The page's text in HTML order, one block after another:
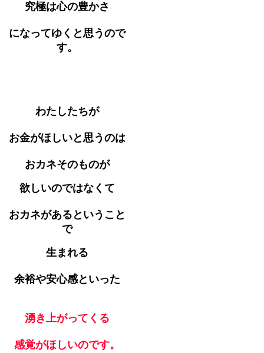
究極は心の豊かさ
になってゆくと思うので
す。
わたしたちが
お金がほしいと思うのは
おカネそのものが
欲しいのではなくて
おカネがあるということ
で
生まれる
余裕や安心感といった
湧き上がってくる
感覚がほしいのです。